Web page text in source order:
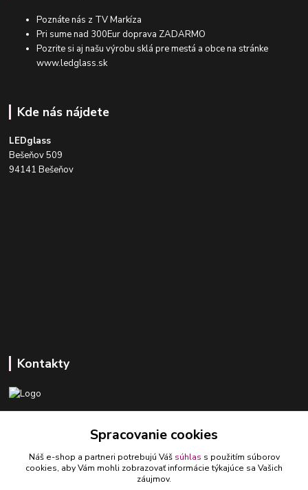
Poznáte nás z TV Markíza
Pri sume nad 300Eur doprava ZADARMO
Pozrite si aj našu výrobu sklá pre mestá a obce na stránke
www.ledglass.sk
Kde nás nájdete
LEDglass
Bešeňov 509
94141 Bešeňov
Kontakty
ledlumar@ledlumar.sk
Spracovanie cookies
Náš e-shop a partneri potrebujú Váš súhlas s použitím súborov
cookies, aby Vám mohli zobrazovať informácie týkajúce sa Vašich
záujmov.